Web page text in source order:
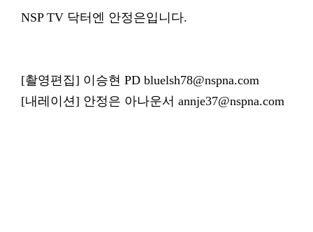
NSP TV 닥터엔 안정은입니다.
[촬영편집] 이승현 PD bluelsh78@nspna.com
[내레이션] 안정은 아나운서 annje37@nspna.com